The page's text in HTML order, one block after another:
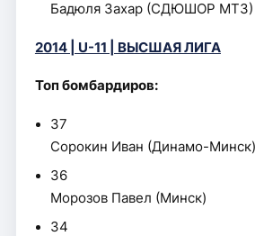
Бадюля Захар (СДЮШОР МТЗ)
2014 | U-11 | ВЫСШАЯ ЛИГА
Топ бомбардиров:
37
Сорокин Иван (Динамо-Минск)
36
Морозов Павел (Минск)
34